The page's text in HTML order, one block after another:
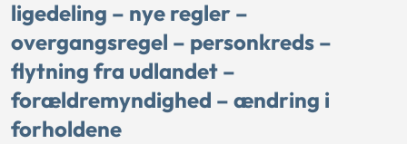
ligedeling – nye regler –
overgangsregel – personkreds –
flytning fra udlandet –
forældremyndighed – ændring i
forholdene